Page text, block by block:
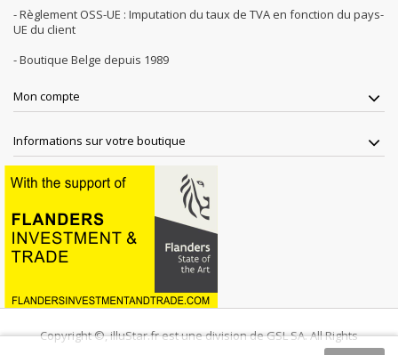
- Règlement OSS-UE : Imputation du taux de TVA en fonction du pays-
UE du client
- Boutique Belge depuis 1989
Mon compte
Informations sur votre boutique
Copyright ©, illuStar.fr est une division de GSL SA. All Rights